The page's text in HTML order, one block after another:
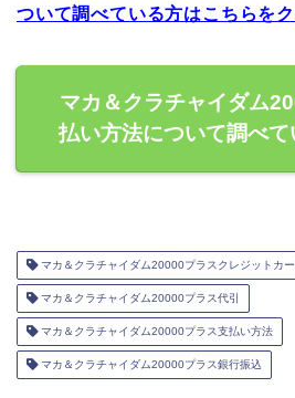
ついて調べている方はこちらを
マカ＆クラチャイダム
払い方法について調べ
マカ＆クラチャイダム20000プラスクレジットカ
マカ＆クラチャイダム20000プラス代引
マカ＆クラチャイダム20000プラス支払い方法
マカ＆クラチャイダム20000プラス銀行振込